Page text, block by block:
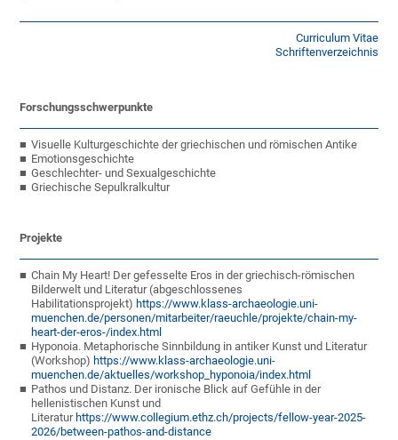
Curriculum Vitae
Schriftenverzeichnis
Forschungsschwerpunkte
Visuelle Kulturgeschichte der griechischen und römischen Antike
Emotionsgeschichte
Geschlechter- und Sexualgeschichte
Griechische Sepulkralkultur
Projekte
Chain My Heart! Der gefesselte Eros in der griechisch-römischen
Bilderwelt und Literatur (abgeschlossenes
Habilitationsprojekt) https://www.klass-archaeologie.uni-
muenchen.de/personen/mitarbeiter/raeuchle/projekte/chain-my-
heart-der-eros-/index.html
Hyponoia. Metaphorische Sinnbildung in antiker Kunst und Literatur
(Workshop) https://www.klass-archaeologie.uni-
muenchen.de/aktuelles/workshop_hyponoia/index.html
Pathos und Distanz. Der ironische Blick auf Gefühle in der
hellenistischen Kunst und
Literatur https://www.collegium.ethz.ch/projects/fellow-year-2025-
2026/between-pathos-and-distance